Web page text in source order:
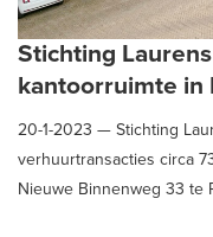
Stichting
kantoorruimte in
20-1-2023 — Stichting
verhuurtransacties circa
Nieuwe Binnenweg 33 te